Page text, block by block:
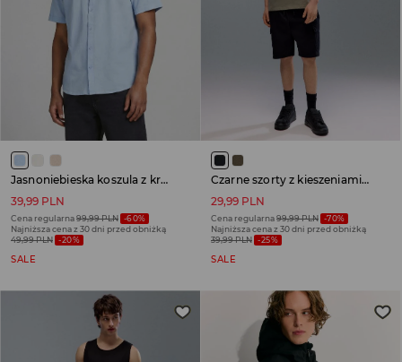
Jasnoniebieska koszula z krótkim rękawem i stójką
39,99 PLN
Cena regularna99,99 PLN -60%
Najniższa cena z 30 dni przed obniżką
49,99 PLN -20%
SALE
Czarne szorty z kieszeniami cargo
29,99 PLN
Cena regularna99,99 PLN -70%
Najniższa cena z 30 dni przed obniżką
39,99 PLN -25%
SALE